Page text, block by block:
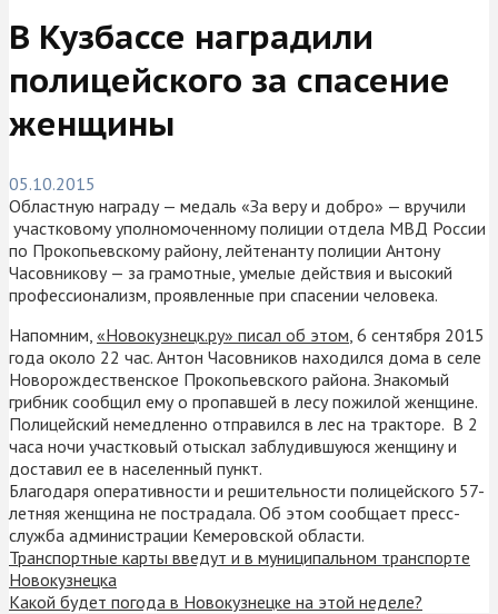
В Кузбассе наградили
полицейского за спасение
женщины
05.10.2015
Областную награду — медаль «За веру и добро» — вручили
участковому уполномоченному полиции отдела МВД России
по Прокопьевскому району, лейтенанту полиции Антону
Часовникову — за грамотные, умелые действия и высокий
профессионализм, проявленные при спасении человека.
Напомним, «Новокузнецк.ру» писал об этом , 6 сентября 2015
года около 22 час. Антон Часовников находился дома в селе
Новорождественское Прокопьевского района. Знакомый
грибник сообщил ему о пропавшей в лесу пожилой женщине.
Полицейский немедленно отправился в лес на тракторе. В 2
часа ночи участковый отыскал заблудившуюся женщину и
доставил ее в населенный пункт.
Благодаря оперативности и решительности полицейского 57-
летняя женщина не пострадала. Об этом сообщает пресс-
служба администрации Кемеровской области.
Транспортные карты введут и в муниципальном транспорте
Новокузнецка
Какой будет погода в Новокузнецке на этой неделе?